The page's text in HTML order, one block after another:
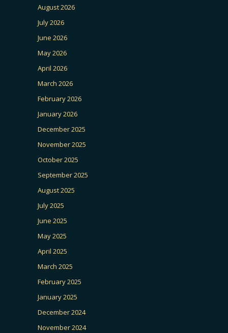
August 2026
July 2026
June 2026
May 2026
April 2026
March 2026
February 2026
January 2026
December 2025
November 2025
October 2025
September 2025
August 2025
July 2025
June 2025
May 2025
April 2025
March 2025
February 2025
January 2025
December 2024
November 2024